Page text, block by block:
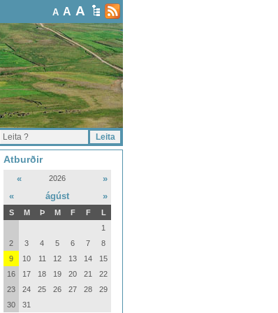
A A A
Atburðir
« 2026
»
«
ágúst »
S M Þ M F F
L
1
2
3 4 5 6 7
8
9
10 11 12 13 14
15
16
17 18 19 20 21
22
23
24 25 26 27 28
29
30
31